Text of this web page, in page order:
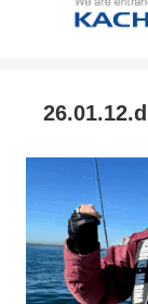
26.01.12.d